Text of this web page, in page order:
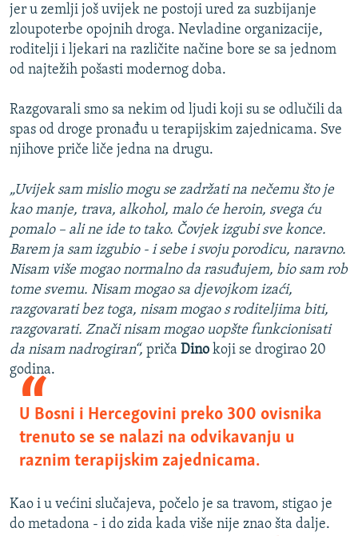
NASTANAK I RASPAD JUGOSLAVIJE
jer u zemlji još uvijek ne postoji ured za suzbijanje
zloupoterbe opojnih droga. Nevladine organizacije,
roditelji i ljekari na različite načine bore se sa jednom
od najtežih pošasti modernog doba.
Razgovarali smo sa nekim od ljudi koji su se odlučili da
spas od droge pronađu u terapijskim zajednicama. Sve
njihove priče liče jedna na drugu.
„Uvijek sam mislio mogu se zadržati na nečemu što je
kao manje, trava, alkohol, malo će heroin, svega ću
pomalo – ali ne ide to tako. Čovjek izgubi sve konce.
Barem ja sam izgubio - i sebe i svoju porodicu, naravno.
Nisam više mogao normalno da rasuđujem, bio sam rob
tome svemu. Nisam mogao sa djevojkom izaći,
razgovarati bez toga, nisam mogao s roditeljima biti,
razgovarati. Znači nisam mogao uopšte funkcionisati
da nisam nadrogiran“, priča Dino koji se drogirao 20
godina.
U Bosni i Hercegovini preko 300 ovisnika
trenuto se se nalazi na odvikavanju u
raznim terapijskim zajednicama.
Kao i u većini slučajeva, počelo je sa travom, stigao je
do metadona - i do zida kada više nije znao šta dalje.